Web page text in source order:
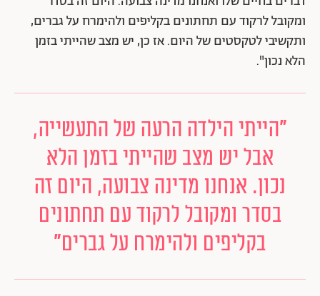
ומקובל לרקוד עם תחתונים בקליפים ולהימרח על גברים,
ותקשיבי לטקסטים של היום. אז כן, יש מצב שהייתי בזמן
הלא נכון".
"הייתי הילדה הרעה של התעשייה,
אבל יש מצב שהייתי בזמן הלא
נכון. אנחנו מדינה צבועה, היום זה
בסדר ומקובל לרקוד עם תחתונים
בקליפים ולהימרח על גברים"